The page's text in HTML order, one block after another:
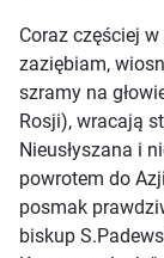
Coraz częściej
zaziębiam,
szramy na
Rosji), wracają
Nieusłyszana i
powrotem do
posmak
biskup